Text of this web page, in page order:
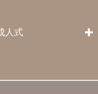
7(土)・8(日)・9(月
お知らせ
園・入学・卒業
な笑顔を写真に
人式